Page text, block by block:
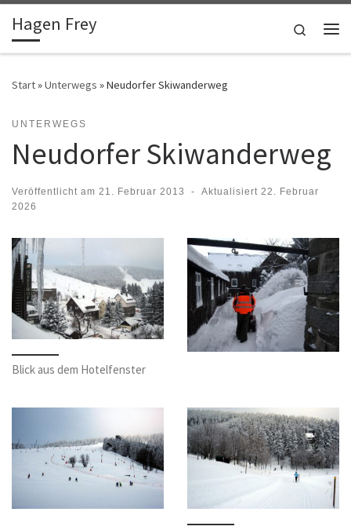
Zum Inhalt springen
Hagen Frey
Search
Start»Unterwegs »Neudorfer Skiwanderweg
UNTERWEGS
Neudorfer Skiwanderweg
Veröffentlicht am 21. Februar 2013 - Aktualisiert 22. Februar
2026
Blick aus dem Hotelfenster